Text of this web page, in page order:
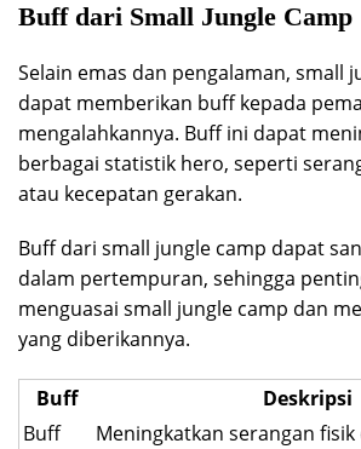
Buff dari Small Jungle Camp
Selain emas dan pengalaman, small
dapat memberikan buff kepada
mengalahkannya. Buff ini dapat
berbagai statistik hero, seperti
atau kecepatan gerakan.
Buff dari small jungle camp dapat
dalam pertempuran, sehingga
menguasai small jungle camp dan
yang diberikannya.
Buff
Deskripsi
Buff
Meningkatkan serangan